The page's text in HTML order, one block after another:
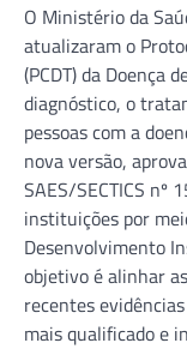
O Ministério da
atualizaram o
(PCDT) da Doença
diagnóstico, o
pessoas com a
nova versão,
SAES/SECTICS nº
instituições por
Desenvolvimento
objetivo é alinhar
recentes
mais qualificado e